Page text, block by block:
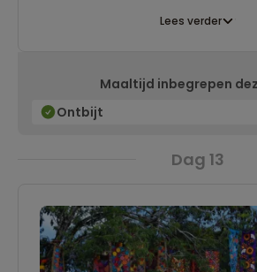
Lees verder
Maaltijd inbegrepen
Ontbijt
Dag 13